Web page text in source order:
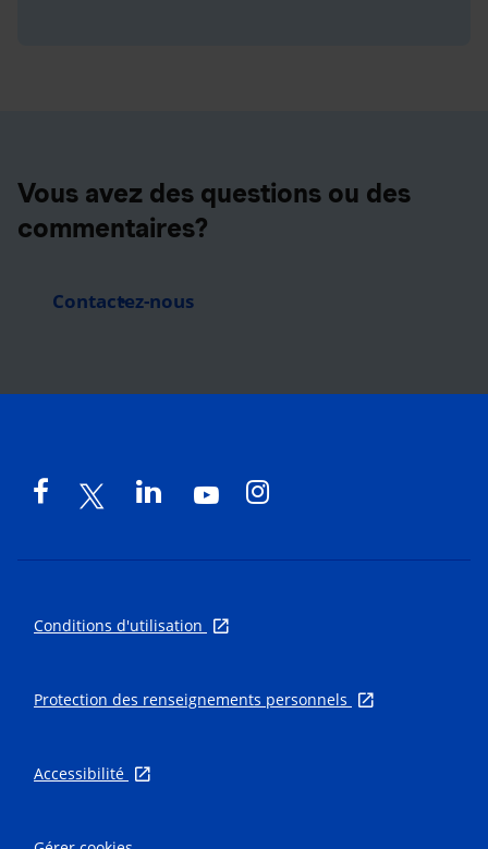
Vous avez des questions ou des
commentaires?
Contactez-nous
Conditions d'utilisation
Protection des renseignements personnels
Accessibilité